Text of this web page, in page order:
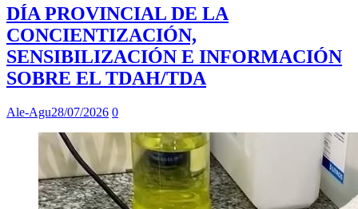
DÍA PROVINCIAL DE LA
CONCIENTIZACIÓN,
SENSIBILIZACIÓN E INFORMACIÓN
SOBRE EL TDAH/TDA
Ale-Agu28/07/2026 0